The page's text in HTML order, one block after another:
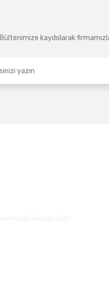
Bültenimize kaydolarak